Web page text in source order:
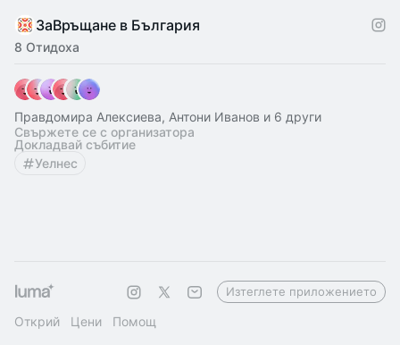
ЗаВръщане в България
8 Отидоха
Правдомира Алексиева, Антони Иванов и 6 други
Свържете се с организатора
Докладвай събитие
Уелнес
Открий Цени Помощ
Изтеглете приложението